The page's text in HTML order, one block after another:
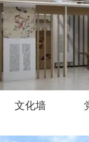
文化墙